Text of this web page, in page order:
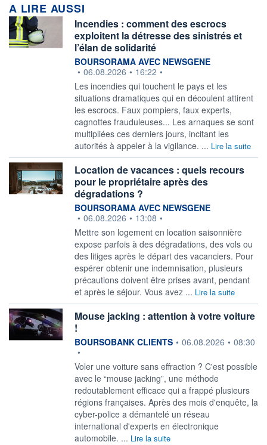
A LIRE AUSSI
Incendies : comment des escrocs
exploitent la détresse des sinistrés et
l’élan de solidarité
information fournie par
BOURSORAMA AVEC NEWSGENE
• 06.08.2026 • 16:22 •
Les incendies qui touchent le pays et les
situations dramatiques qui en découlent attirent
les escrocs. Faux pompiers, faux experts,
cagnottes frauduleuses... Les arnaques se sont
multipliées ces derniers jours, incitant les
autorités à appeler à la vigilance. ... Lire la suite
Location de vacances : quels recours
pour le propriétaire après des
dégradations ?
information fournie par
BOURSORAMA AVEC NEWSGENE
• 06.08.2026 • 13:08 •
Mettre son logement en location saisonnière
expose parfois à des dégradations, des vols ou
des litiges après le départ des vacanciers. Pour
espérer obtenir une indemnisation, plusieurs
précautions doivent être prises avant, pendant
et après le séjour. Vous avez ... Lire la suite
Mouse jacking : attention à votre voiture
!
information fournie par
BOURSOBANK CLIENTS • 06.08.2026 • 08:30
•
Voler une voiture sans effraction ? C'est possible
avec le “mouse jacking”, une méthode
redoutablement efficace qui a frappé plusieurs
régions françaises. Après des mois d'enquête, la
cyber-police a démantelé un réseau
international d'experts en électronique
automobile. ... Lire la suite